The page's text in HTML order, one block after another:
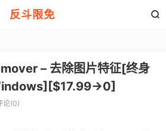
反斗限免 
– 去除图片特征[终身
论(0)